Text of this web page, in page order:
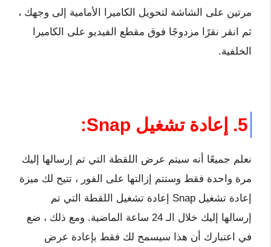
مرتين على الشاشة لتحويل الكاميرا الأمامية إلى وجهك ،
ثم انقر نقرًا مزدوجًا فوق مقطع الفيديو على الكاميرا
الخلفية.
5. إعادة تشغيل Snap:
نعلم جميعًا أنه سيتم عرض اللقطة التي تم إرسالها إليك
مرة واحدة فقط وستتم إزالتها على الفور ، تتيح لك ميزة
إعادة تشغيل Snap إعادة تشغيل اللقطة التي تم
إرسالها إليك خلال الـ 24 ساعة الماضية. ومع ذلك ، ضع
في اعتبارك أن هذا سيسمح لك فقط بإعادة عرض